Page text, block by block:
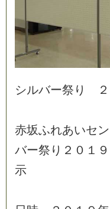
シルバー祭 り ２
赤坂ふれあいセン
バー祭 り ２ ０ １ ９
示